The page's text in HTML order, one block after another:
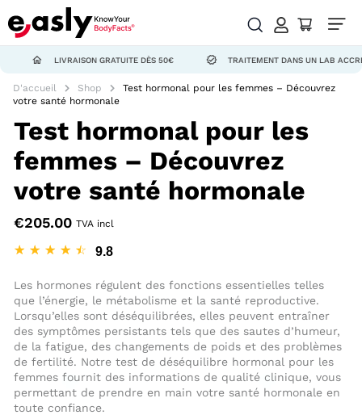
LIVRAISON GRATUITE DÈS 50€ TRAITEMENT DANS UN LAB ACCRÉDITÉ ISO
D'accueil Shop
Test hormonal pour les femmes – Découvrez
votre santé hormonale
Test hormonal pour les
femmes – Découvrez
votre santé hormonale
€205.00 TVA incl
☆ ☆ ☆ ☆ ☆
Les hormones régulent des fonctions essentielles telles
que l’énergie, le métabolisme et la santé reproductive.
Lorsqu’elles sont déséquilibrées, elles peuvent entraîner
des symptômes persistants tels que des sautes d’humeur,
de la fatigue, des changements de poids et des problèmes
de fertilité. Notre test de déséquilibre hormonal pour les
femmes fournit des informations de qualité clinique, vous
permettant de prendre en main votre santé hormonale en
toute confiance.